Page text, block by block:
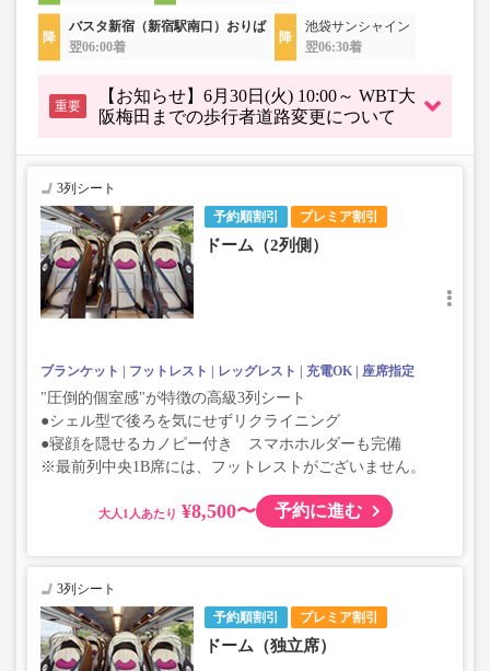
バスタ新宿（新宿駅南口）おりば
翌06:00着
池袋サンシャイン
翌06:30着
重要
【お知らせ】6月30日(火) 10:00～ WBT大
阪梅田までの歩行者道路変更について
予約順割引 プレミア割引
3列シート
ドーム（2列側）
ブランケット フットレスト レッグレスト 充電OK 座席指定
"圧倒的個室感"が特徴の高級3列シート
●シェル型で後ろを気にせずリクライニング
●寝顔を隠せるカノピー付き スマホホルダーも完備
※最前列中央1B席には、フットレストがございません。
大人 ¥8,500〜 予約に進む
予約順割引 プレミア割引
3列シート
ドーム（独立席）